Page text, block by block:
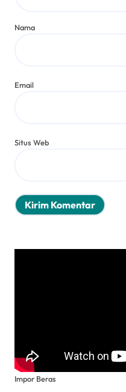
Nama
Email
Situs Web
Impor Beras